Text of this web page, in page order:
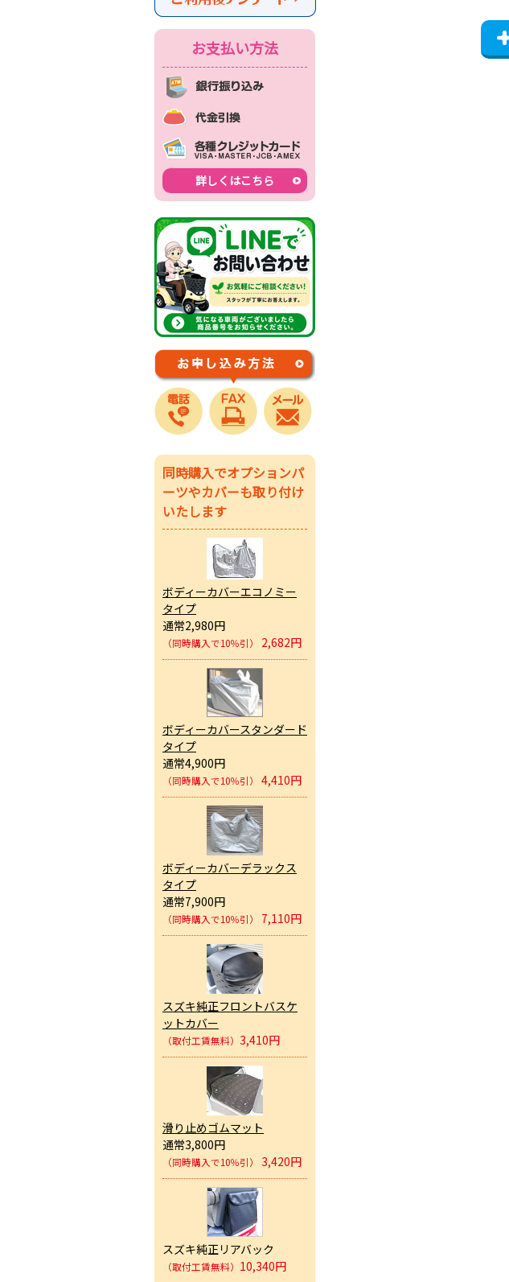
お支払い方法
詳しくはこちら
同時購入でオプションパ
ーツやカバーも取り付け
いたします
ボディーカバーエコノミー
タイプ
通常2,980円
（同時購入で10％引） 2,682円
ボディーカバースタンダード
タイプ
通常4,900円
（同時購入で10％引） 4,410円
ボディーカバーデラックス
タイプ
通常7,900円
（同時購入で10％引） 7,110円
スズキ純正フロントバスケ
ットカバー
（取付工賃無料） 3,410円
滑り止めゴムマット
通常3,800円
（同時購入で10％引） 3,420円
スズキ純正リアバック
（取付工賃無料） 10,340円